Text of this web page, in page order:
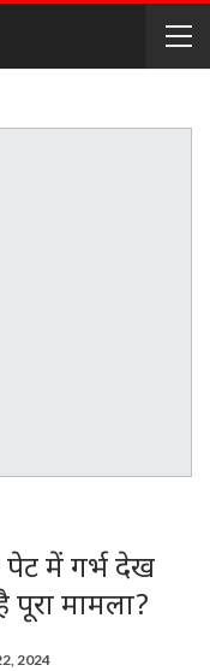
में गर्भ देख
मामला?
2024